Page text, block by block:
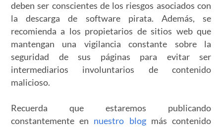
deben ser conscientes de los riesgos asociados con
la descarga de software pirata. Además, se
recomienda a los propietarios de sitios web que
mantengan una vigilancia constante sobre la
seguridad de sus páginas para evitar ser
intermediarios involuntarios de contenido
malicioso.
Recuerda que estaremos publicando
constantemente en nuestro blogmás contenido